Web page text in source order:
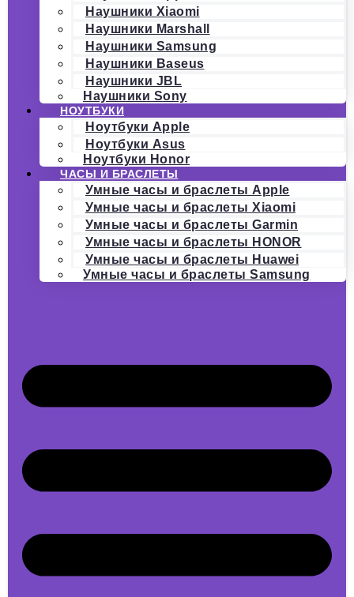
Наушники Xiaomi
Наушники Marshall
Наушники Samsung
Наушники Baseus
Наушники JBL
Наушники Sony
НОУТБУКИ
Ноутбуки Apple
Ноутбуки Asus
Ноутбуки Honor
ЧАСЫ И БРАСЛЕТЫ
Умные часы и браслеты Apple
Умные часы и браслеты Xiaomi
Умные часы и браслеты Garmin
Умные часы и браслеты HONOR
Умные часы и браслеты Huawei
Умные часы и браслеты Samsung